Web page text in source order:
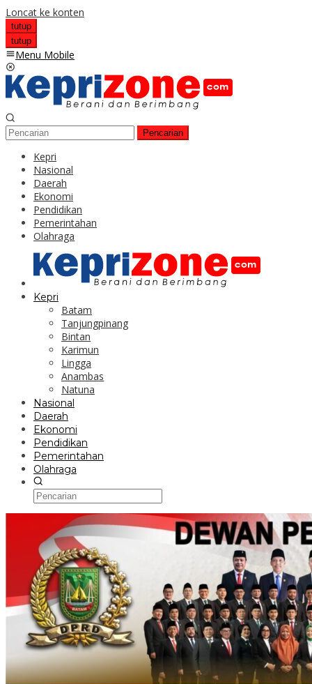
Loncat ke konten
tutup
tutup
Menu Mobile
Pencarian
Kepri
Nasional
Daerah
Ekonomi
Pendidikan
Pemerintahan
Olahraga
Kepri
Batam
Tanjungpinang
Bintan
Karimun
Lingga
Anambas
Natuna
Nasional
Daerah
Ekonomi
Pendidikan
Pemerintahan
Olahraga